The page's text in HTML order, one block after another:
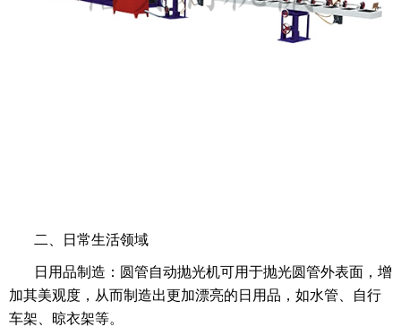
二、日常生活领域
日用品制造：圆管自动抛光机可用于抛光圆管外表面，增
加其美观度，从而制造出更加漂亮的日用品，如水管、自行
车架、晾衣架等。